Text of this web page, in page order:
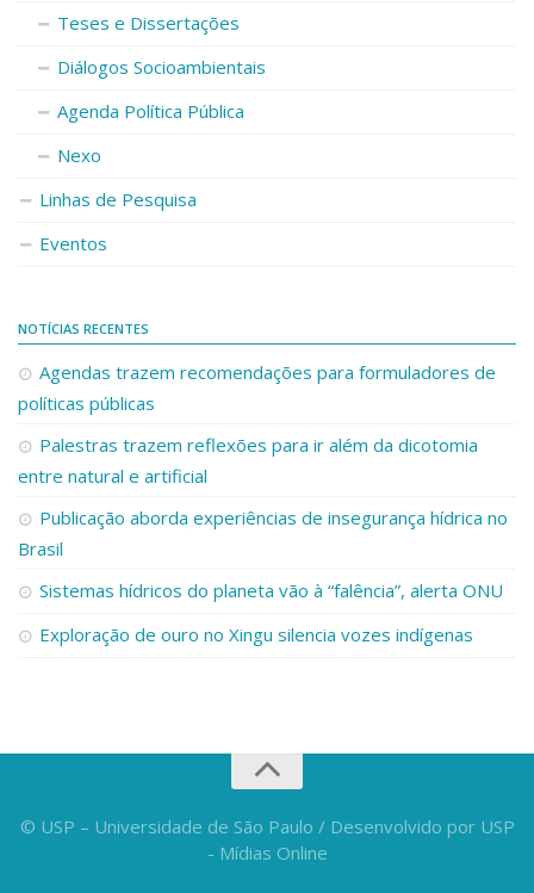
Teses e Dissertações
Diálogos Socioambientais
Agenda Política Pública
Nexo
Linhas de Pesquisa
Eventos
NOTÍCIAS RECENTES
Agendas trazem recomendações para formuladores de
políticas públicas
Palestras trazem reflexões para ir além da dicotomia
entre natural e artificial
Publicação aborda experiências de insegurança hídrica no
Brasil
Sistemas hídricos do planeta vão à “falência”, alerta ONU
Exploração de ouro no Xingu silencia vozes indígenas
© USP – Universidade de São Paulo / Desenvolvido por USP
- Mídias Online